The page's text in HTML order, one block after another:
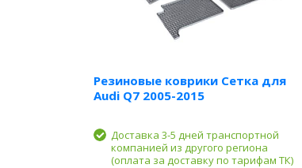
Резиновые коврики Сетка для
Audi Q7 2005-2015
Доставка 3-5 дней транспортной
компанией из другого региона
(оплата за доставку по тарифам ТК)